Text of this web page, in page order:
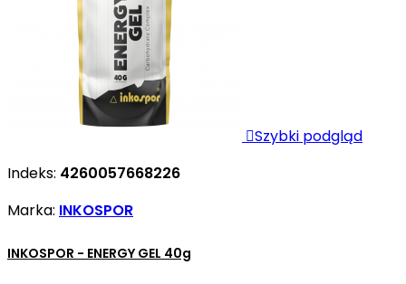
Szybki podgląd
Indeks: 4260057668226
Marka: INKOSPOR
INKOSPOR - ENERGY GEL 40g